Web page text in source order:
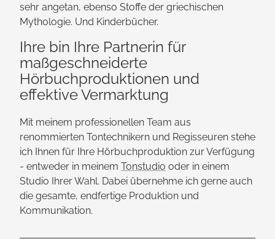
sehr angetan, ebenso Stoffe der griechischen
Mythologie. Und Kinderbücher.
Ihre bin Ihre Partnerin für
maßgeschneiderte
Hörbuchproduktionen und
effektive Vermarktung
Mit meinem professionellen Team aus
renommierten Tontechnikern und Regisseuren stehe
ich Ihnen für Ihre Hörbuch­produktion zur Verfügung
- entweder in meinem Tonstudio oder in einem
Studio Ihrer Wahl. Dabei übernehme ich gerne auch
die gesamte, endfertige Produktion und
Kommunikation.